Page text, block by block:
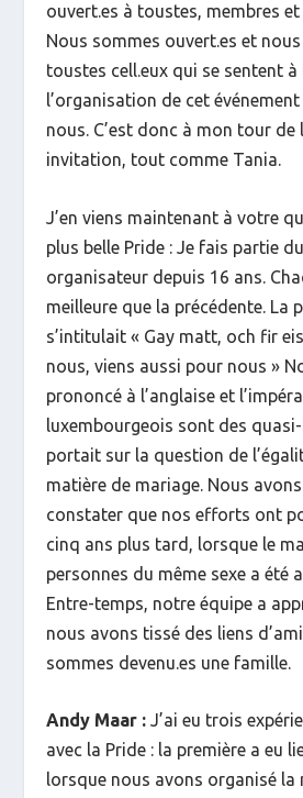
ouvert.es à toustes, membres
Nous sommes ouvert.es et
toustes cell.eux qui se sentent à
l’organisation de cet
nous. C’est donc à mon tour de
invitation, tout comme Tania.
J’en viens maintenant à votre
plus belle Pride : Je fais partie
organisateur depuis 16 ans.
meilleure que la précédente. La
s’intitulait « Gay matt, och fir
nous, viens aussi pour nous »
prononcé à l’anglaise et
luxembourgeois sont des
portait sur la question de
matière de mariage. Nous
constater que nos efforts ont
cinq ans plus tard, lorsque le
personnes du même sexe a été
Entre-temps, notre équipe a
nous avons tissé des liens
sommes devenu.es une famille.
Andy Maar :J’ai eu trois
avec la Pride : la première a eu
lorsque nous avons organisé la